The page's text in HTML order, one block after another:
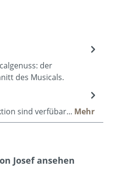
der
des Musicals.
sind verfübar... Mehr
Josef ansehen